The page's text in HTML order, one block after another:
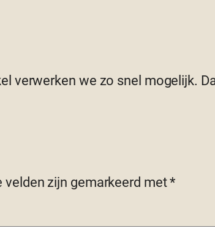
verwerken we zo snel mogelijk.
velden zijn gemarkeerd met*